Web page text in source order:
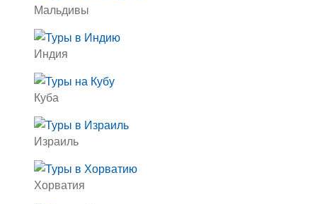
Мальдивы
Индия
Куба
Израиль
Хорватия